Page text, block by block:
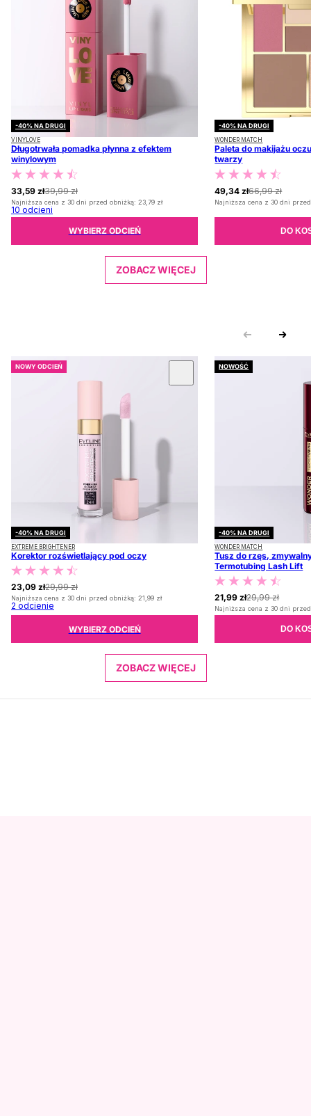
-40% NA DRUGI
VINYLOVE
Długotrwała pomadka płynna z efektem
winylowym
39,99 zł
33,59 zł
Najniższa cena z 30 dni przed obniżką: 23,79 zł
10 odcieni
WYBIERZ ODCIEŃ
-40% NA DRUGI
WONDER MATCH
Paleta do makijażu
twarzy
66,99 zł
49,34 zł
Najniższa cena z 30 dni
DO
ZOBACZ WIĘCEJ
NOWY ODCIEŃ
-40% NA DRUGI
EXTREME BRIGHTENER
Korektor rozświetlający pod oczy
29,99 zł
23,09 zł
Najniższa cena z 30 dni przed obniżką: 21,99 zł
2 odcienie
WYBIERZ ODCIEŃ
NOWOŚĆ
-40% NA DRUGI
WONDER MATCH
Tusz do rzęs,
Termotubing Lash Lift
29,99 zł
21,99 zł
Najniższa cena z 30 dni
DO
ZOBACZ WIĘCEJ